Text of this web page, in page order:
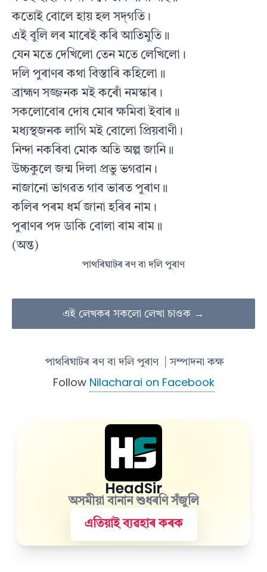
কতোই বোলে হায় হল সদ্‌গতি।
এই বুলি লৰ মাৰেই কৰি আতিমুতি॥
যেন মতে দেখিলো তেন মতে লেখিলো।
দলি পুৰাণৰ কথা বিস্তাৰি কহিলো॥
ব্ৰাহ্মণ সজ্জনক মই কৰোঁ নমস্কাৰ।
সকলোবোৰ দোষ মোৰ ক্ষমিবা ইবাৰ॥
মধ্যস্থজনক লাগি মই বোলো প্ৰিয়বাণী।
নিন্দা নকৰিবা মোক অতি অল্প জানি॥
উচ্চকুলে জন্ম দিলা প্ৰভু ভগৱান।
নাজানো ভাগৱত গাব ভাৰত পুৰাণ॥
কলিৰ পৰম ধৰ্ম জানা হৰিৰ নাম।
পুৰাণৰ পদ ডাকি বোলা ৰাম ৰাম॥
(অন্ত)
পাথৰিঘাটৰ ৰণ বা দলি পুৰাণ
এই লেখকৰ সকলো লেখা চাওক →
পাথৰিঘাটৰ ৰণ বা দলি পুৰাণ | সম্পাদনা কক্ষ
Follow Nilacharai on Facebook
HeadSir
অসমীয়া বানান শুধৰণি সঁজুলি
এতিয়াই ব্যৱহাৰ কৰক